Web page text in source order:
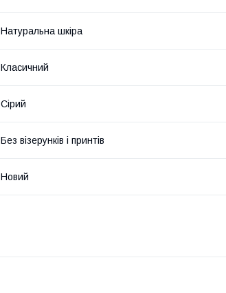
Натуральна шкіра
Класичний
Сірий
Без візерунків і принтів
Новий